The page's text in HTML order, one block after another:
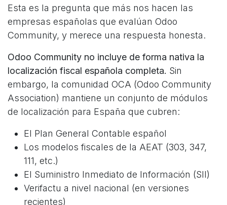
Esta es la pregunta que más nos hacen las
empresas españolas que evalúan Odoo
Community, y merece una respuesta honesta.
Odoo Community no incluye de forma nativa la
localización fiscal española completa. Sin
embargo, la comunidad OCA (Odoo Community
Association) mantiene un conjunto de módulos
de localización para España que cubren:
El Plan General Contable español
Los modelos fiscales de la AEAT (303, 347,
111, etc.)
El Suministro Inmediato de Información (SII)
Verifactu a nivel nacional (en versiones
recientes)